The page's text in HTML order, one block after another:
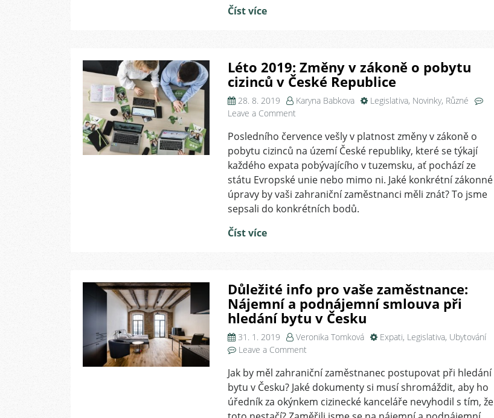
Číst více
Léto 2019: Změny v zákoně o pobytu
cizinců v České Republice
28. 8. 2019 Karyna Babkova Legislativa, Novinky, Různé
Leave a Commenton
2019:
Změny
v
zákoně
pobytu
cizinců
Posledního července vešly v platnost změny v zákoně o
pobytu cizinců na území České republiky, které se týkají
každého expata pobývajícího v tuzemsku, ať pochází ze
státu Evropské unie nebo mimo ni. Jaké konkrétní zákonné
úpravy by vaši zahraniční zaměstnanci měli znát? To jsme
sepsali do konkrétních bodů.
Číst více
Důležité info pro vaše zaměstnance:
Nájemní a podnájemní smlouva při
hledání bytu v Česku
31. 1. 2019 Veronika Tomková Expati, Legislativa, Ubytování
Leave a Commenton
info
pro
vaše
zaměstnance:
Jak by měl zahraniční zaměstnanec postupovat při hledání
bytu v Česku? Jaké dokumenty si musí shromáždit, aby ho
úředník za okýnkem cizinecké kanceláře nevyhodil s tím, že